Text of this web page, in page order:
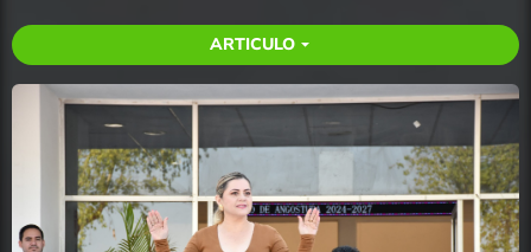
ARTICULO arrow_drop_down